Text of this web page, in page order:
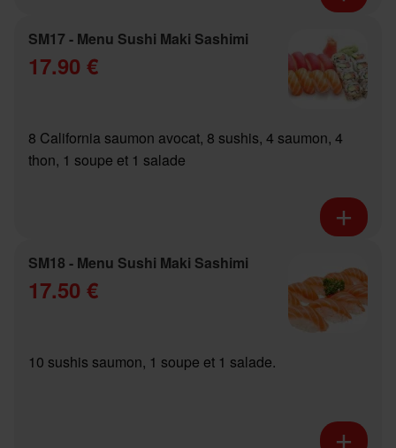
SM17 - Menu Sushi Maki Sashimi
17.90 €
8 California saumon avocat, 8 sushis, 4 saumon, 4
thon, 1 soupe et 1 salade
SM18 - Menu Sushi Maki Sashimi
17.50 €
10 sushis saumon, 1 soupe et 1 salade.